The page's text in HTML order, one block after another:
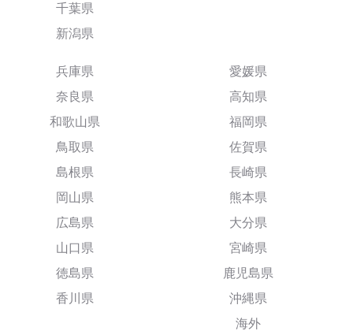
千葉県
新潟県
兵庫県
奈良県
和歌山県
鳥取県
島根県
岡山県
広島県
山口県
徳島県
香川県
愛媛県
高知県
福岡県
佐賀県
長崎県
熊本県
大分県
宮崎県
鹿児島県
沖縄県
海外